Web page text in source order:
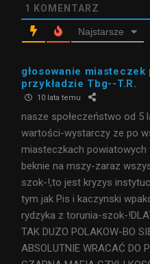
1 KOMENTARZ
Najstarsze
głosowanie miasteczek
przykładzie Tbg--T.R.
10 lata temu
nasze społeczeństwo od 5
wartości-wystarczy ze po
miasteczkach powiatowych
beknie na mszy-zaraz
szok-!,to jest kryzys
tym jak Pis i kaczynski
rydzyka z torunia-szok-
TAK DUZO POLAKOW-BO
ABSOLUTNIE WRACAĆ DO